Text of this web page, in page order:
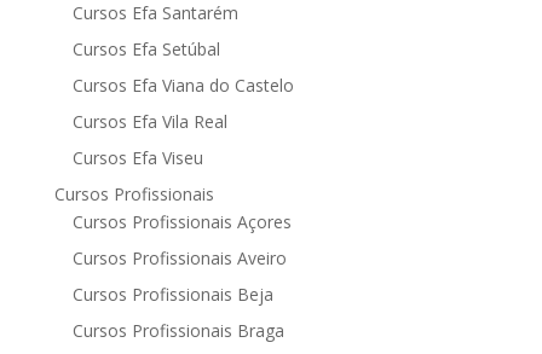
Cursos Efa Santarém
Cursos Efa Setúbal
Cursos Efa Viana do Castelo
Cursos Efa Vila Real
Cursos Efa Viseu
Cursos Profissionais
Cursos Profissionais Açores
Cursos Profissionais Aveiro
Cursos Profissionais Beja
Cursos Profissionais Braga